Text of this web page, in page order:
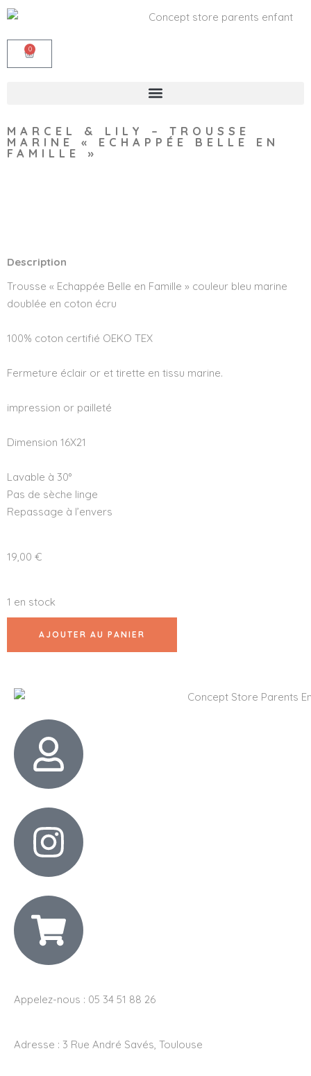
0
MARCEL & LILY – TROUSSE
MARINE « ECHAPPÉE BELLE EN
FAMILLE »
Description
Trousse « Echappée Belle en Famille » couleur bleu marine
doublée en coton écru
100% coton certifié OEKO TEX
Fermeture éclair or et tirette en tissu marine.
impression or pailleté
Dimension 16X21
Lavable à 30°
Pas de sèche linge
Repassage à l’envers
19,00 €
1 en stock
AJOUTER AU PANIER
Appelez-nous : 05 34 51 88 26
Adresse : 3 Rue André Savés, Toulouse